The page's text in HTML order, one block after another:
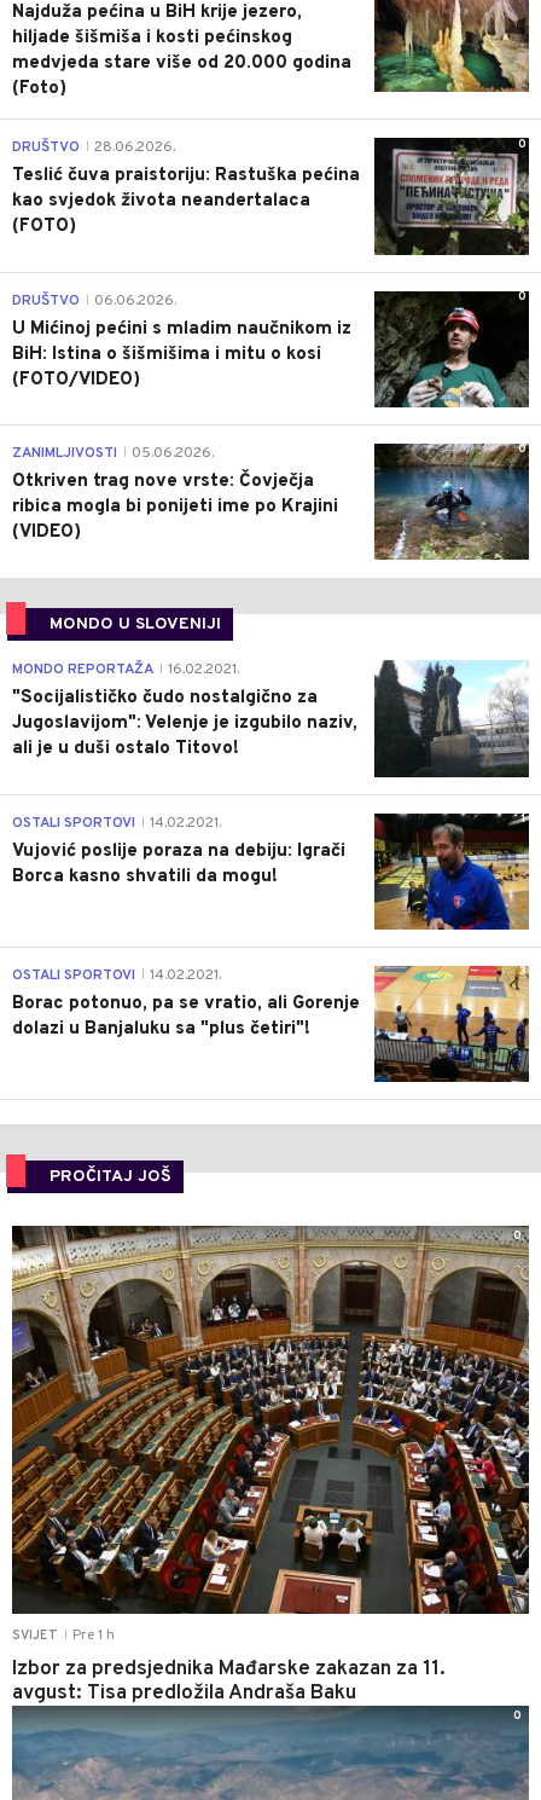
Najduža pećina u BiH krije jezero,
hiljade šišmiša i kosti pećinskog
medvjeda stare više od 20.000 godina
(Foto)
0
DRUŠTVO 28.06.2026.
Teslić čuva praistoriju: Rastuška pećina
kao svjedok života neandertalaca
(FOTO)
0
DRUŠTVO 06.06.2026.
U Mićinoj pećini s mladim naučnikom iz
BiH: Istina o šišmišima i mitu o kosi
(FOTO/VIDEO)
0
ZANIMLJIVOSTI 05.06.2026.
Otkriven trag nove vrste: Čovječja
ribica mogla bi ponijeti ime po Krajini
(VIDEO)
MONDO U SLOVENIJI
4
MONDO REPORTAŽA 16.02.2021.
"Socijalističko čudo nostalgično za
Jugoslavijom": Velenje je izgubilo naziv,
ali je u duši ostalo Titovo!
1
OSTALI SPORTOVI 14.02.2021.
Vujović poslije poraza na debiju: Igrači
Borca kasno shvatili da mogu!
3
OSTALI SPORTOVI 14.02.2021.
Borac potonuo, pa se vratio, ali Gorenje
dolazi u Banjaluku sa "plus četiri"!
PROČITAJ JOŠ
SVIJET Pre 1 h
Izbor za predsjednika Mađarske zakazan za 11.
avgust: Tisa predložila Andraša Baku
0
0